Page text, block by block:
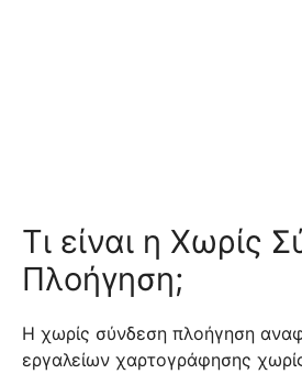
Τι είναι η Χωρίς
Πλοήγηση;
Η χωρίς σύνδεση πλοήγηση
εργαλείων χαρτογράφησης